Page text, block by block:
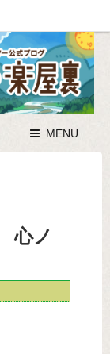
MENU
心ノ